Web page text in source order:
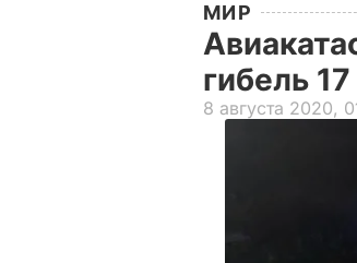
МИР
гибель
8 августа 2020,